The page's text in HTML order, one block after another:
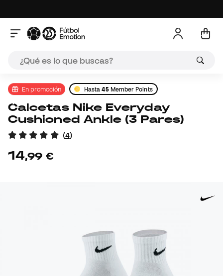
En promoción Hasta45Member Points
Calcetas Nike Everyday
Cushioned Ankle (3 Pares)
(4)
14,99 €